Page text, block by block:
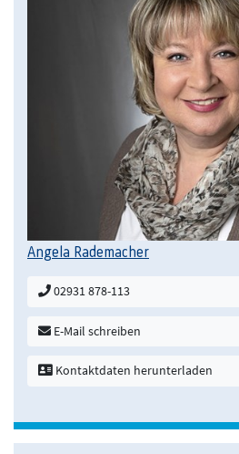
Angela Rademacher
02931 878-113
E-Mail schreiben
Kontaktdaten herunterladen